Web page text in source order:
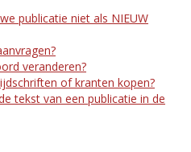
publicatie niet als NIEUW
veranderen?
of kranten kopen?
tekst van een publicatie in de